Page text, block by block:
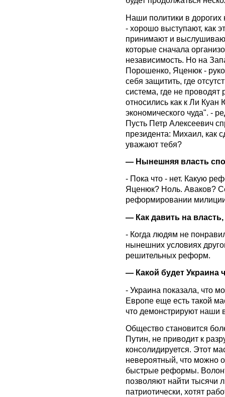
Наши политики в дорогих
- хорошо выступают, как
принимают и
которые сначала
независимость. Но на
Порошенко, Яценюк -
себя защитить, где
система, где не
относились как к Ли Куан
экономического чуда". -
Пусть Петр Алексеевич
президента: Михаил, как
уважают тебя?
— Нынешняя власть
- Пока что - нет. Какую
Яценюк? Ноль. Аваков?
реформировании
— Как давить на
- Когда людям не
нынешних условиях
решительных реформ.
— Какой будет Украина
- Украина показала, что
Европе еще ​​есть такой
что демонстрируют наши
Общество становится
Путин, не приводит к
консолидируется. Этот
невероятный, что можно
быстрые реформы.
позволяют найти тысячи
патриотически, хотят